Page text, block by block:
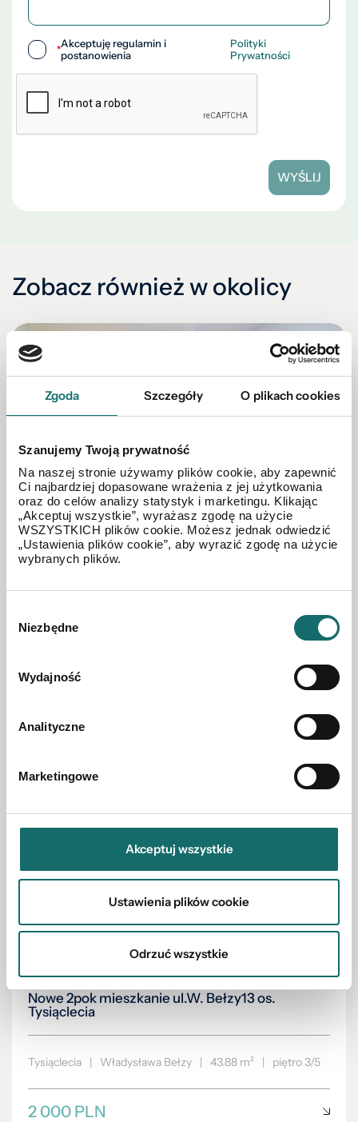
Zgoda Szczegóły O plikach cookies
Szanujemy Twoją prywatność
Na naszej stronie używamy plików cookie, aby zapewnić
Ci najbardziej dopasowane wrażenia z jej użytkowania
oraz do celów analizy statystyk i marketingu. Klikając
„Akceptuj wszystkie”, wyrażasz zgodę na użycie
WSZYSTKICH plików cookie. Możesz jednak odwiedzić
„Ustawienia plików cookie”, aby wyrazić zgodę na użycie
wybranych plików.
zgody
Niezbędne
Wydajność
Analityczne
Marketingowe
Akceptuj wszystkie
Ustawienia plików cookie
Odrzuć wszystkie
*Akceptuję regulamin i
postanowienia
Polityki
Prywatności
WYŚLIJ
Zobacz również w okolicy
MIESZKANIE NA WYNAJEM
15
1 850 PLN
MIESZKANIE NA WYNAJEM
Nowe 2pok mieszkanie ul.W. Bełzy13 os.
Tysiąclecia
Tysiąclecia | Władysława Bełzy | 43.88 m² | piętro 3/5
2 000 PLN